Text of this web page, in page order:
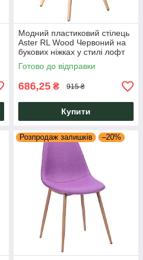
Модний пластиковий стілець
Aster RL Wood Червоний на
букових ніжках у стилі лофт
для дому, кафе, школи
Eames AMF
Готово до відправки
686,25 ₴ 915 ₴
Купити
Розпродаж залишків –20%